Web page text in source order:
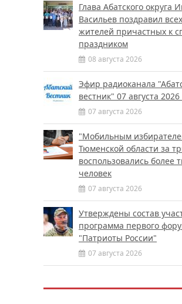
Глава Абатского округа
Васильев поздравил всех
жителей причастных к
праздником
08 августа 2026
Эфир радиоканала
вестник" 07 августа 2026
07 августа 2026
"Мобильным
Тюменской области за
воспользовались более
человек
07 августа 2026
Утверждены состав
программа первого
"Патриоты России"
07 августа 2026